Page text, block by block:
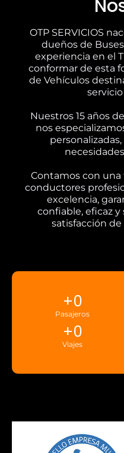
OTP SERVICIOS
dueños de
experiencia en el
conformar de esta
de Vehículos
Nuestros 15 años
nos
Contamos con
conductores
excelencia,
confiable, eficaz
satisfacción de
Pasajeros
+0
Viajes
+0